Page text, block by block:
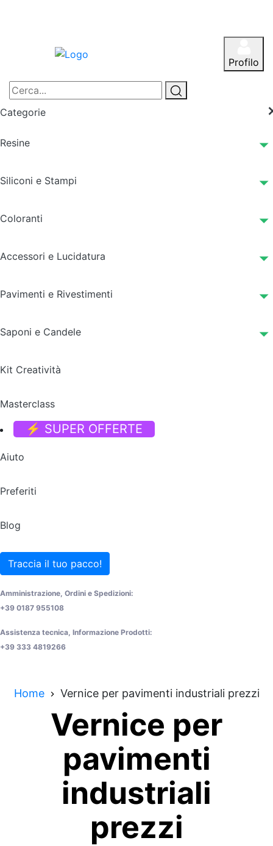
Profilo
Categorie
Resine
Siliconi e Stampi
Coloranti
Accessori e Lucidatura
Pavimenti e Rivestimenti
Saponi e Candele
Kit Creatività
Masterclass
⚡ SUPER OFFERTE
Aiuto
Preferiti
Blog
Traccia il tuo pacco!
Amministrazione, Ordini e Spedizioni:
+39 0187 955108
Assistenza tecnica, Informazione Prodotti:
+39 333 4819266
Home Vernice per pavimenti industriali prezzi
Vernice per
pavimenti
industriali
prezzi